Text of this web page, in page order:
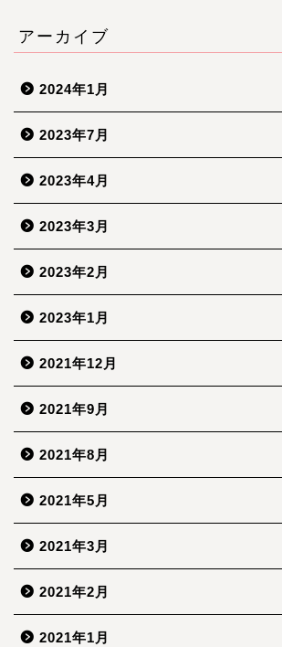
アーカイブ
2024年1月
2023年7月
2023年4月
2023年3月
2023年2月
2023年1月
2021年12月
2021年9月
2021年8月
2021年5月
2021年3月
2021年2月
2021年1月